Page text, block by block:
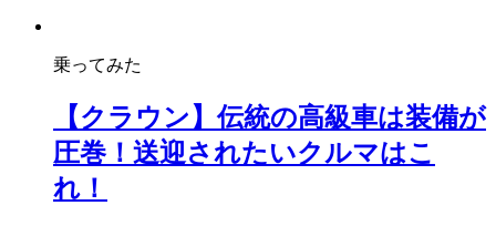
乗ってみた
【クラウン】伝統の高級車は装備が
圧巻！送迎されたいクルマはこ
れ！